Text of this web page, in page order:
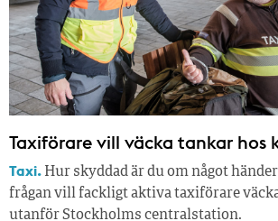
Taxiförare vill väcka tankar hos
Taxi. Hur skyddad är du om något
frågan vill fackligt aktiva taxiförare
utanför Stockholms centralstation.